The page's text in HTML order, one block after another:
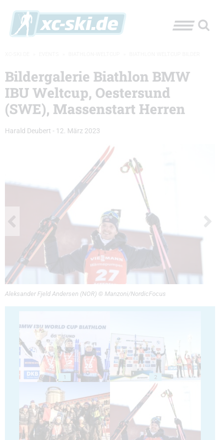
Bildergalerie Biathlon BMW
IBU Weltcup, Oestersund
(SWE), Massenstart Herren
Harald Deubert - 12. März 2023
Aleksander Fjeld Andersen (NOR) © Manzoni/NordicFocus
1 2